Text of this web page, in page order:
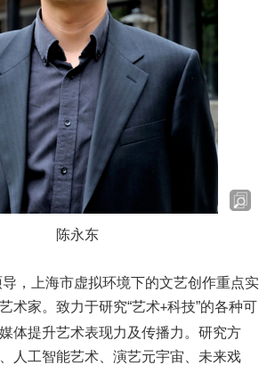
陈永东
，上海市虚拟环境下的文艺创作重点实
术家。致力于研究“艺术+科技”的各种可
体提升艺术表现力及传播力。研究方
人工智能艺术、演艺元宇宙、未来戏